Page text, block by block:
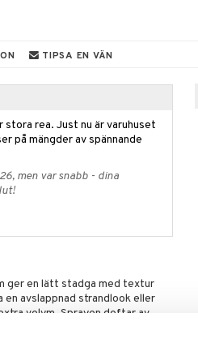
TIPSA EN VÄN
stora rea. Just nu är varuhuset
på mängder av spännande
men var snabb - dina
ger en lätt stadga med textur
avslappnad strandlook eller
volym. Sprayen doftar av